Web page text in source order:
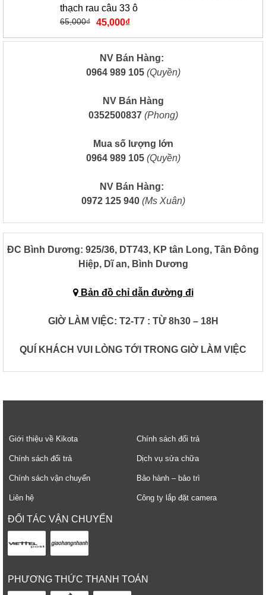
thạch rau câu 33 ô
65,000₫ 45,000₫
NV Bán Hàng:
0964 989 105 (Quyền)
NV Bán Hàng
0352500837 (Phong)
Mua số lượng lớn
0964 989 105 (Quyền)
NV Bán Hàng:
0972 125 940 (Ms Xuân)
ĐC Bình Dương: 925/36, DT743, KP tân Long, Tân Đông
Hiệp, Dĩ an, Bình Dương
Bản đồ chỉ dẫn đường đi
GIỜ LÀM VIỆC: T2-T7 : TỪ 8h30 – 18H
QUÍ KHÁCH VUI LÒNG TỚI TRONG GIỜ LÀM VIỆC
Giới thiệu về Kikota
Chính sách đổi trả
Chính sách vận chuyển
Liên hệ
Chính sách đổi trả
Dịch vụ sửa chữa
Bảo hành – bảo trì
Công ty lắp đặt camera
ĐỐI TÁC VẬN CHUYỂN
PHƯƠNG THỨC THANH TOÁN